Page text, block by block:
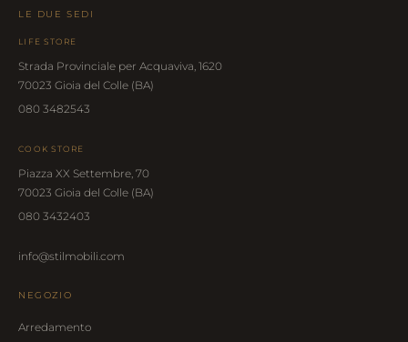
LE DUE SEDI
LIFE STORE
Strada Provinciale per Acquaviva, 1620
70023 Gioia del Colle (BA)
080 3482543
COOK STORE
Piazza XX Settembre, 70
70023 Gioia del Colle (BA)
080 3432403
info@stilmobili.com
NEGOZIO
Arredamento